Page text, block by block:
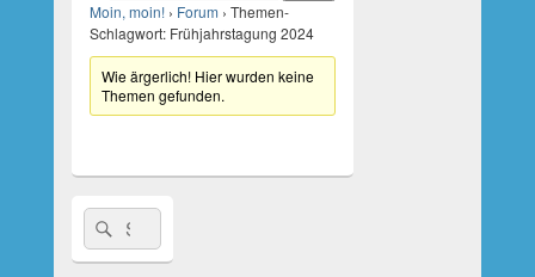
Moin, moin! › Forum › Themen-
Schlagwort: Frühjahrstagung 2024
Wie ärgerlich! Hier wurden keine
Themen gefunden.
Suche
nach:
Suchen